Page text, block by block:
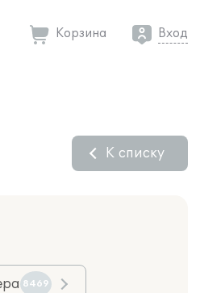
Корзина Вход
К списку
8469